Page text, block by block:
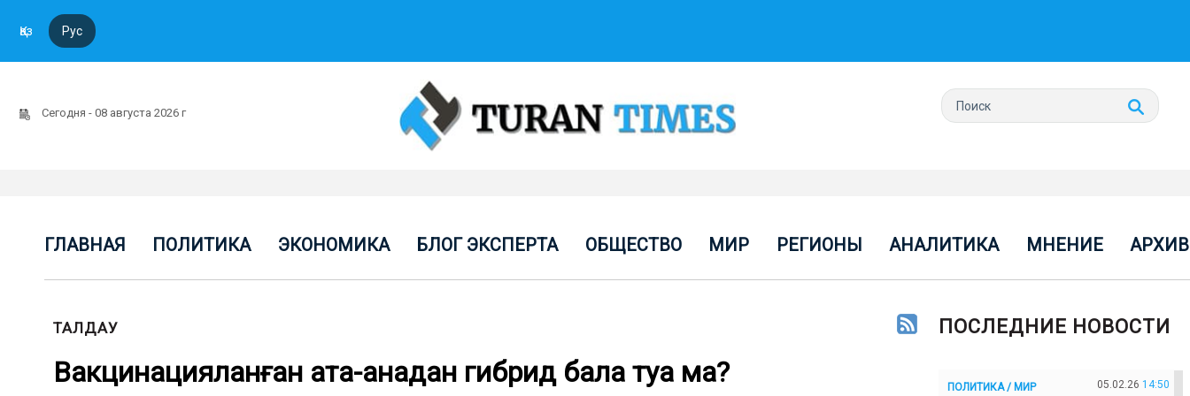
Қаз Рус
Сегодня - 08 августа 2026 г
ГЛАВНАЯ ПОЛИТИКА ЭКОНОМИКА БЛОГ ЭКСПЕРТА ОБЩЕСТВО МИР РЕГИОНЫ АНАЛИТИКА МНЕНИЕ АРХИВ
ТАЛДАУ
Вакцинацияланған ата-анадан гибрид бала туа ма?
ПОСЛЕДНИЕ НОВОСТИ
ПОЛИТИКА / МИР 05.02.26 14:50